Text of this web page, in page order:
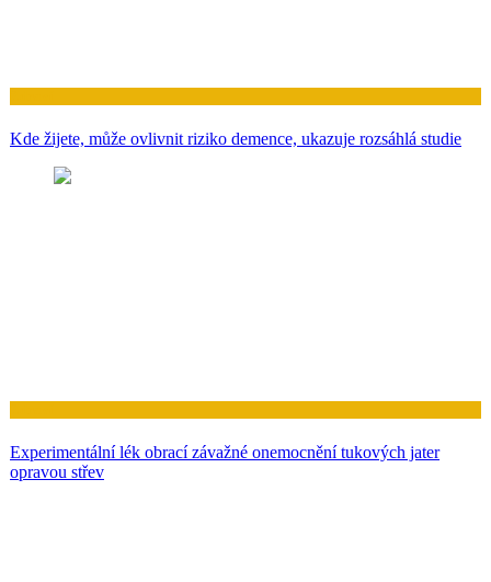
Kde žijete, může ovlivnit riziko demence, ukazuje rozsáhlá studie
Experimentální lék obrací závažné onemocnění tukových jater
opravou střev